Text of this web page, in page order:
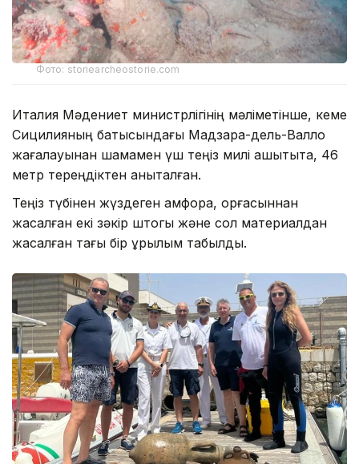
Фото: storiearcheostorie.com
Италия Мәдениет министрлігінің мәліметінше, кеме
Сицилияның батысындағы Мадзара-дель-Валло
жағалауынан шамамен үш теңіз милі қашықтықта, 46
метр тереңдіктен анықталған.
Теңіз түбінен жүздеген амфора, қорғасыннан
жасалған екі зәкір штогы және сол материалдан
жасалған тағы бір құрылым табылды.